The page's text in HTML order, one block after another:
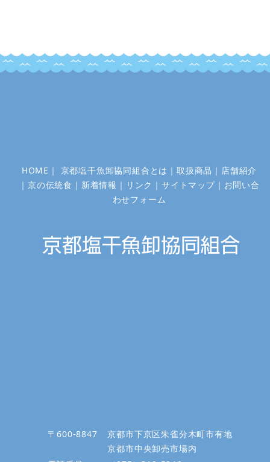
HOME ｜ 京都塩干魚卸協同組合とは ｜ 取扱商品 ｜ 店舗紹介
｜ 京の伝統食 ｜ 新着情報 ｜ リンク ｜サイトマップ｜ お問い合
わせフォーム
〒600-8847
京都市下京区朱雀分木町市有地
京都市中央卸売市場内